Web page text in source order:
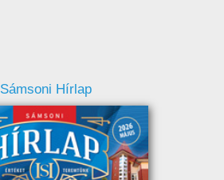
Sámsoni Hírlap